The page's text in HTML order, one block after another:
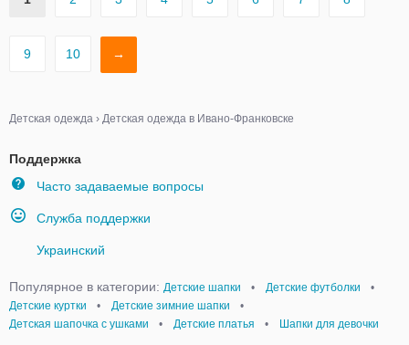
9 10 →
Детская одежда › Детская одежда в Ивано-Франковске
Поддержка
Часто задаваемые вопросы
Служба поддержки
Украинский
Популярное в категории: Детские шапки • Детские футболки
•
Детские куртки
• Детские зимние шапки
•
Детская шапочка с ушками
• Детские платья • Шапки для девочки